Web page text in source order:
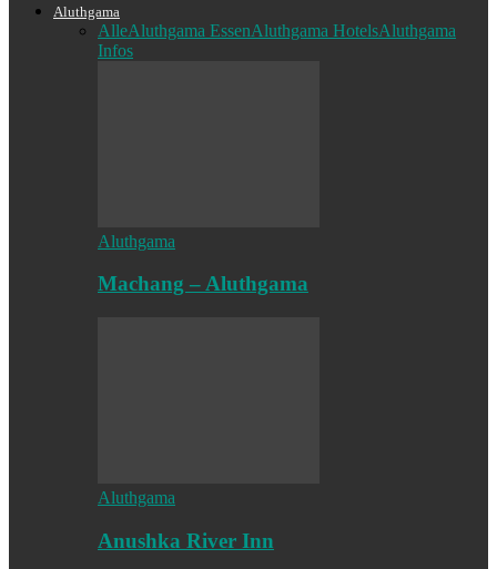
Aluthgama
AlleAluthgama EssenAluthgama HotelsAluthgama
Infos
Aluthgama
Machang – Aluthgama
Aluthgama
Anushka River Inn